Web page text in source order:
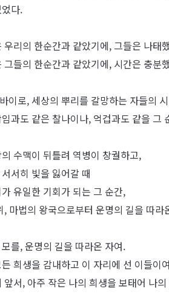
다.
우리의 한순간과 같았기에, 그들은 나태
그들의 한순간과 같았기에, 시간은 충분
이로, 세상의 뿌리를 갈망하는 자들의
과도 같은 찰나이나, 억겁과도 같을 그
수맥이 뒤틀려 역병이 창궐하고,
서히 빛을 잃어갈 때
유일한 기회가 되는 그 순간,
, 마법의 왕국으로부터 운명의 길을 따
를, 운명의 길을 따라온 자여.
희생을 감내하고 이 자리에 선 이들이
앞서, 아주 작은 나의 희생을 보태어 나